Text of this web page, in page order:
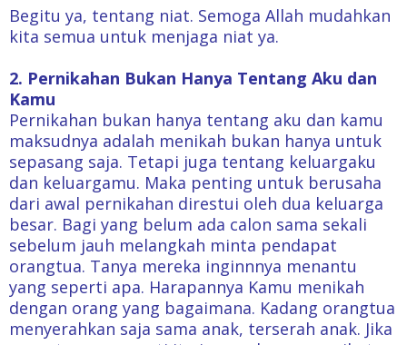
Begitu ya, tentang niat. Semoga Allah mudahkan
kita semua untuk menjaga niat ya.
2. Pernikahan Bukan Hanya Tentang Aku dan
Kamu
Pernikahan bukan hanya tentang aku dan kamu
maksudnya adalah menikah bukan hanya untuk
sepasang saja. Tetapi juga tentang keluargaku
dan keluargamu. Maka penting untuk berusaha
dari awal pernikahan direstui oleh dua keluarga
besar. Bagi yang belum ada calon sama sekali
sebelum jauh melangkah minta pendapat
orangtua. Tanya mereka inginnnya menantu
yang seperti apa. Harapannya Kamu menikah
dengan orang yang bagaimana. Kadang orangtua
menyerahkan saja sama anak, terserah anak. Jika